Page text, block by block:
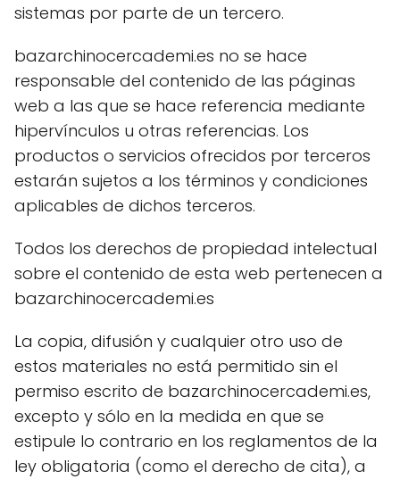
sistemas por parte de un tercero.
bazarchinocercademi.es no se hace
responsable del contenido de las páginas
web a las que se hace referencia mediante
hipervínculos u otras referencias. Los
productos o servicios ofrecidos por terceros
estarán sujetos a los términos y condiciones
aplicables de dichos terceros.
Todos los derechos de propiedad intelectual
sobre el contenido de esta web pertenecen a
bazarchinocercademi.es
La copia, difusión y cualquier otro uso de
estos materiales no está permitido sin el
permiso escrito de bazarchinocercademi.es,
excepto y sólo en la medida en que se
estipule lo contrario en los reglamentos de la
ley obligatoria (como el derecho de cita), a